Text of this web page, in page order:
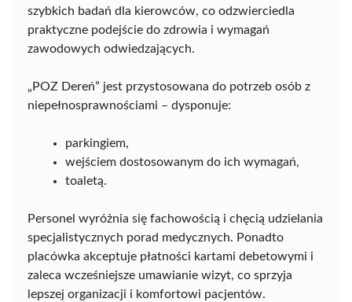
szybkich badań dla kierowców, co odzwierciedla
praktyczne podejście do zdrowia i wymagań
zawodowych odwiedzających.
„POZ Dereń” jest przystosowana do potrzeb osób z
niepełnosprawnościami – dysponuje:
parkingiem,
wejściem dostosowanym do ich wymagań,
toaletą.
Personel wyróżnia się fachowością i chęcią udzielania
specjalistycznych porad medycznych. Ponadto
placówka akceptuje płatności kartami debetowymi i
zaleca wcześniejsze umawianie wizyt, co sprzyja
lepszej organizacji i komfortowi pacjentów.